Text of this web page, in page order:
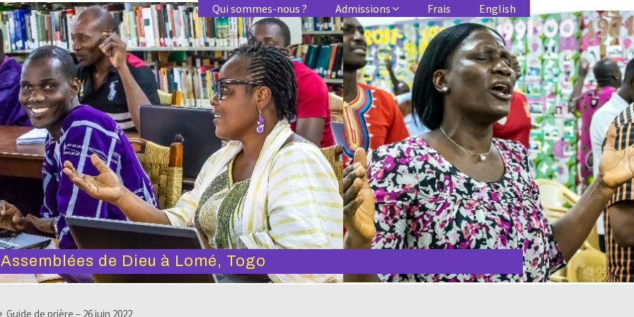
Qui sommes-nous ? Admissions Frais English
de Dieu à Lomé, Togo
Guide de prière – 26 juin 2022